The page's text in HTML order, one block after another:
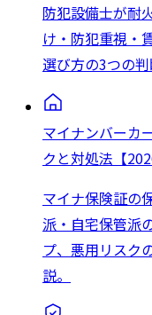
防犯設備士が耐
け・防犯重視・
選び方の3つの
マイナンバーカ
クと対処法【
マイナ保険証の
派・自宅保管派
プ、悪用リスク
説。